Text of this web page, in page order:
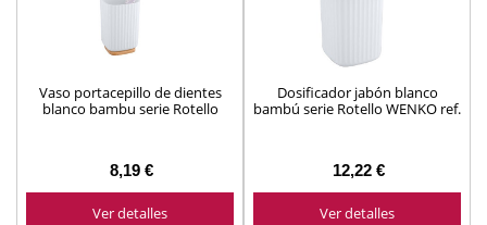
Vaso portacepillo de dientes
blanco bambu serie Rotello
8,19 €
Ver detalles
Dosificador jabón blanco
bambú serie Rotello WENKO ref.
12,22 €
Ver detalles